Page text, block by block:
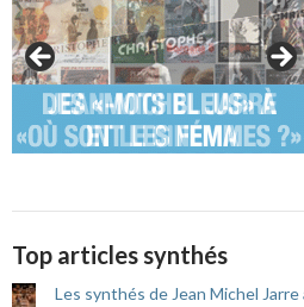
Top articles synthés
Les synthés de Jean Michel